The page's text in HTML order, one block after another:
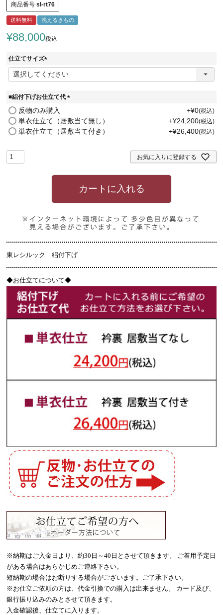
商品番号 sl-rt76
送料無料 洗えるきもの
¥88,000税込
仕立てサイズ
(
必
)
■絽付下げお仕立て代
必
須
)
反物のみ購入 +¥0 税込
単衣仕立て（居敷当て無し） +¥24,200 税込
単衣仕立て（居敷当て付き） +¥26,400 税込
お気に入りに登録する
カートに入れる
東レシルック 絽付下げ
◆お仕立てについて◆
※納期はご入金日より、約30日～40日とさせて頂きます。 ご着用予定日
がある場合はあらかじめご連絡下さい。
短納期の場合はお断りする場合がございます。ご了承下さい。
※お仕立ご依頼の方は、代金引換での購入は出来ません。 カード及び、
銀行振り込みのみとさせて頂きます。
入金確認後、仕立てに入ります。